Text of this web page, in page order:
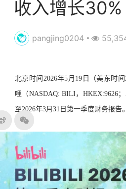
收入增长30%
pangjing0204
北京时间2026年5月19日（美东时
哩（NASDAQ: BILI，HKEX:9626
至2026年3月31日第一季度财务报告。